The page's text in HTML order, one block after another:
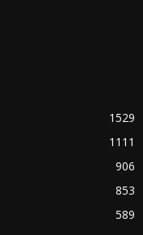
1529
1111
906
853
589